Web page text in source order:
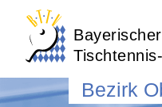
Bayerischer
Bezirk